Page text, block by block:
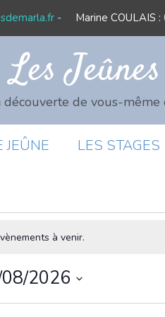
- Marine COULAIS :
Les
découverte de vous-
JEÛNE LES STAGES
à venir.
2026